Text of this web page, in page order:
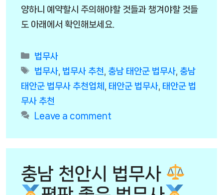
양하니 예약할시 주의해야할 것들과 챙겨야할 것들
도 아래에서 확인해보세요.
Categories
법무사
Tags
법무사 법무사 추천 충남 태안군 법무사 충남
태안군 법무사 추천업체
태안군 법무사 태안군 법
무사 추천
Leave a comment
충남 천안시 법무사